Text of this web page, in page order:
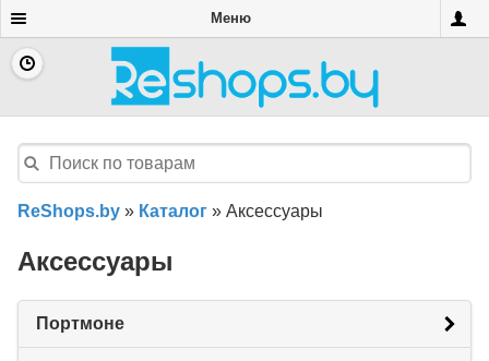
Меню
ReShops.by » Каталог » Аксессуары
Аксессуары
Портмоне